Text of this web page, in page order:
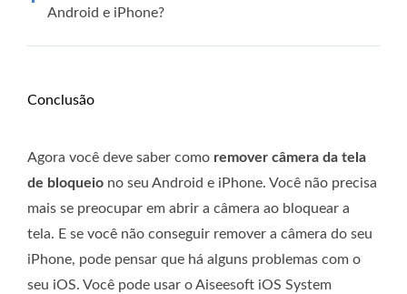
Android e iPhone?
Conclusão
Agora você deve saber como remover câmera da tela
de bloqueio no seu Android e iPhone. Você não precisa
mais se preocupar em abrir a câmera ao bloquear a
tela. E se você não conseguir remover a câmera do seu
iPhone, pode pensar que há alguns problemas com o
seu iOS. Você pode usar o Aiseesoft iOS System